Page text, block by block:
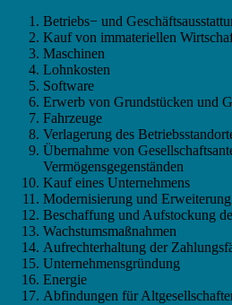
Betriebs− und
Kauf von immateriellen
Maschinen
Lohnkosten
Software
Erwerb von Grundstücken und
Fahrzeuge
Verlagerung des
Übernahme von
Vermögensgegenständen
Kauf eines Unternehmens
Modernisierung und Erweiterung
Beschaffung und Aufstockung
Wachstumsmaßnahmen
Aufrechterhaltung der
Unternehmensgründung
Energie
Abfindungen für